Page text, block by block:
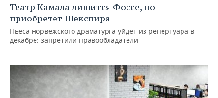
Театр Камала лишится Фоссе, но
приобретет Шекспира
Пьеса норвежского драматурга уйдет из репертуара в
декабре: запретили правообладатели